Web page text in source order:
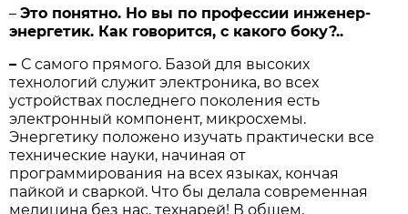
–Это понятно. Но вы по профессии инженер-
энергетик. Как говорится, с какого боку?..
– С самого прямого. Базой для высоких
технологий служит электроника, во всех
устройствах последнего поколения есть
электронный компонент, микросхемы.
Энергетику положено изучать практически все
технические науки, начиная от
программирования на всех языках, кончая
пайкой и сваркой. Что бы делала современная
медицина без нас, технарей! В общем,